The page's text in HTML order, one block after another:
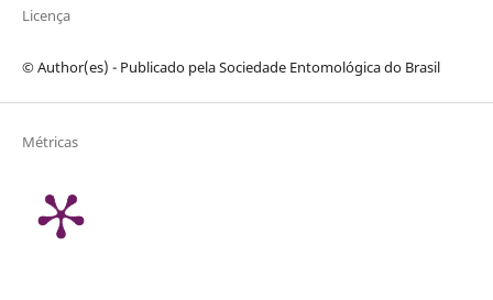
Licença
© Author(es) - Publicado pela Sociedade Entomológica do Brasil
Métricas